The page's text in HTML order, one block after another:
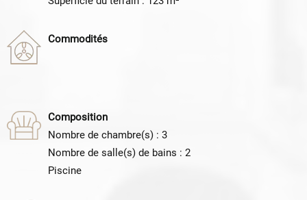
Commodités
Composition
Nombre de chambre(s) : 3
Nombre de salle(s) de bains : 2
Piscine